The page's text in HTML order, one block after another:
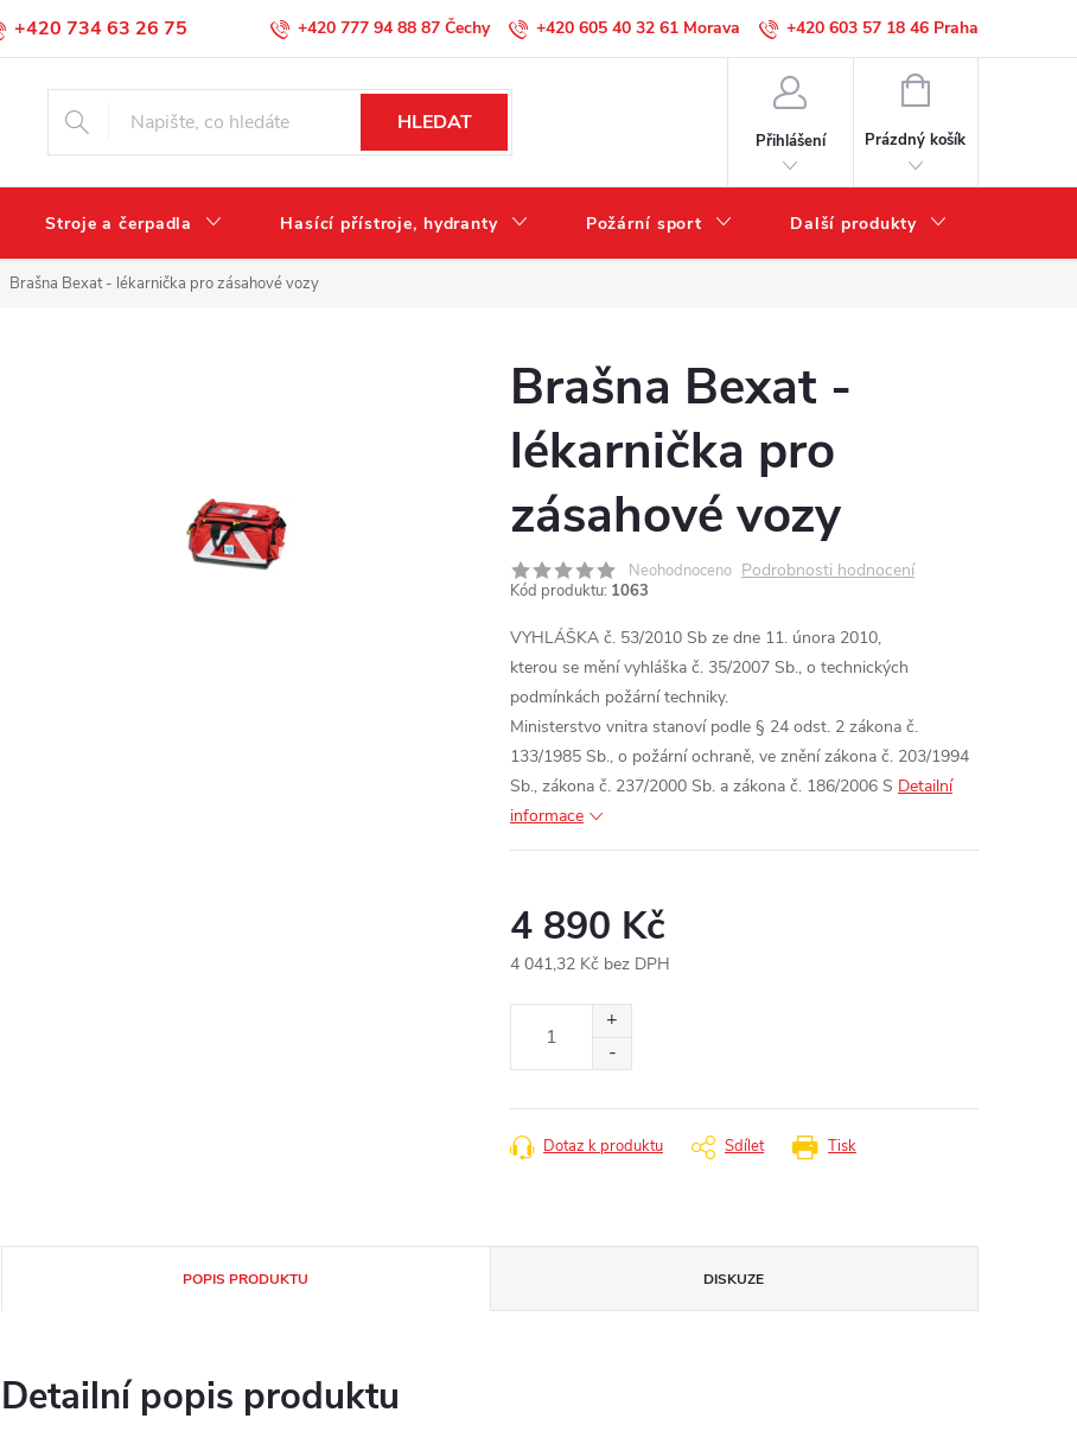
+420 734 63 26 75
Podmínky ochrany osobních údajů +420 777 94 88 87 +420 605 40 32 61 +420 603 57 18 46
HLEDAT
Přihlášení
NÁKUPNÍ
Prázdný košík
Stroje a čerpadla Hasící přístroje, hydranty Požární sport Další produkty
Brašna Bexat - lékarnička pro zásahové vozy
Brašna Bexat -
lékarnička pro
zásahové vozy
Neohodnoceno Podrobnosti hodnocení
Kód produktu: 1063
VYHLÁŠKA č. 53/2010 Sb ze dne 11. února 2010,
kterou se mění vyhláška č. 35/2007 Sb., o technických
podmínkách požární techniky.
Ministerstvo vnitra stanoví podle § 24 odst. 2 zákona č.
133/1985 Sb., o požární ochraně, ve znění zákona č. 203/1994
Sb., zákona č. 237/2000 Sb. a zákona č. 186/2006 S Detailní
informace
4 890 Kč
4 041,32 Kč bez DPH
Tisk
Dotaz k produktu Sdílet
POPIS PRODUKTU DISKUZE
Detailní popis produktu